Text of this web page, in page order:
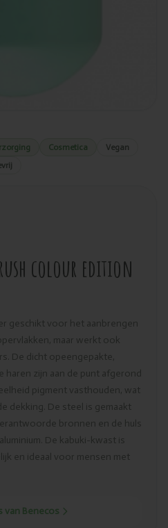
Cosmetica
Vegan
colour edition
geschikt voor het aanbrengen
maar werkt ook
De dicht opeengepakte,
haren zijn aan de punt afgerond
pigment vasthouden, wat
dekking. De steel is gemaakt
bronnen en de huls
De kabuki-kwast is
en ideaal voor mensen met
van Benecos